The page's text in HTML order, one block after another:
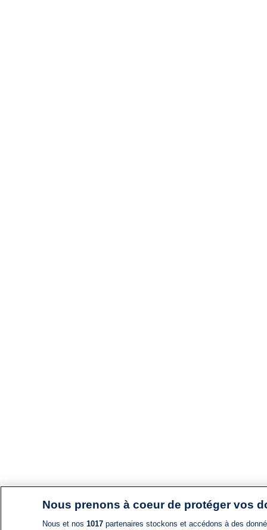
Nous prenons à coeur de protéger vos
Nous et nos 1017partenaires stockons et accédons à des